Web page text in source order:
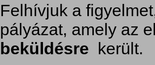
Felhívjuk a
pályázat, amely az
beküldésre került.